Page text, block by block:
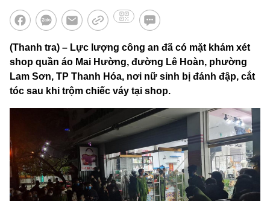
(Thanh tra) – Lực lượng công an đã có mặt khám xét
shop quần áo Mai Hường, đường Lê Hoàn, phường
Lam Sơn, TP Thanh Hóa, nơi nữ sinh bị đánh đập, cắt
tóc sau khi trộm chiếc váy tại shop.